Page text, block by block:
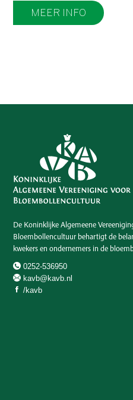
MEER INFO
De Koninklijke Algemeene
Bloembollencultuur behartigt de
kwekers en ondernemers in de
0252-536950
kavb@kavb.nl
/kavb